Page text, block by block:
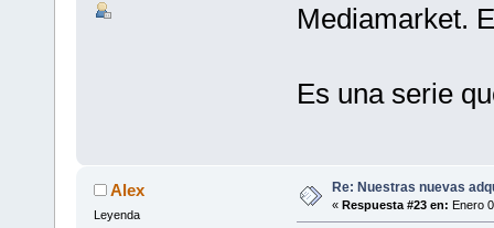
Mediamarket.
Es una serie
Alex
Leyenda
Re: Nuestras nuevas
« Respuesta #23 en: Enero